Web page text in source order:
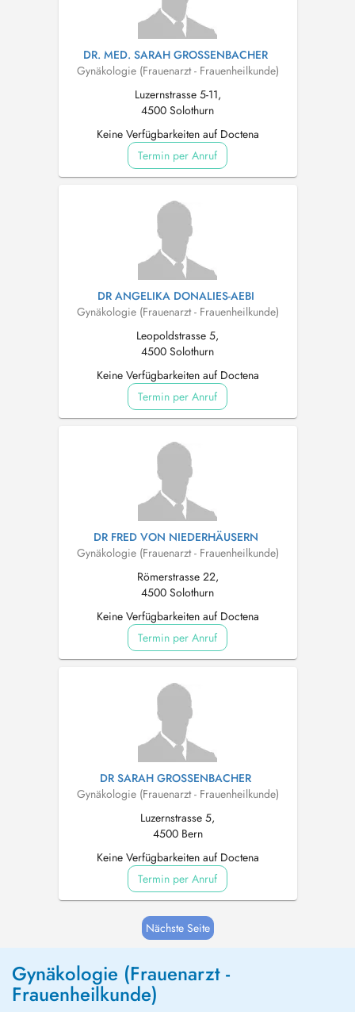
DR. MED. SARAH GROSSENBACHER
Gynäkologie (Frauenarzt - Frauenheilkunde)
Luzernstrasse 5-11,
4500 Solothurn
Keine Verfügbarkeiten auf Doctena
Termin per Anruf
DR ANGELIKA DONALIES-AEBI
Gynäkologie (Frauenarzt - Frauenheilkunde)
Leopoldstrasse 5,
4500 Solothurn
Keine Verfügbarkeiten auf Doctena
Termin per Anruf
DR FRED VON NIEDERHÄUSERN
Gynäkologie (Frauenarzt - Frauenheilkunde)
Römerstrasse 22,
4500 Solothurn
Keine Verfügbarkeiten auf Doctena
Termin per Anruf
DR SARAH GROSSENBACHER
Gynäkologie (Frauenarzt - Frauenheilkunde)
Luzernstrasse 5,
4500 Bern
Keine Verfügbarkeiten auf Doctena
Termin per Anruf
Nächste Seite
Gynäkologie (Frauenarzt -
Frauenheilkunde)